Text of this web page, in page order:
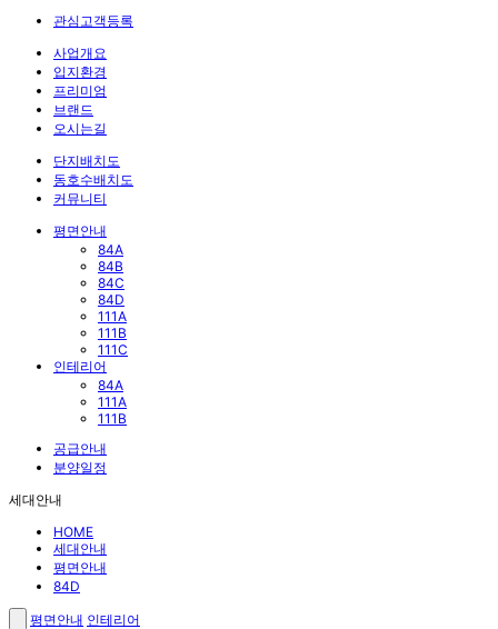
관심고객등록
사업개요
입지환경
프리미엄
브랜드
오시는길
단지배치도
동호수배치도
커뮤니티
평면안내
84A
84B
84C
84D
111A
111B
111C
인테리어
84A
111A
111B
공급안내
분양일정
세대안내
HOME
세대안내
평면안내
84D
평면안내 인테리어